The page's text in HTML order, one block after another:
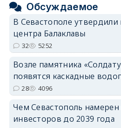
Обсуждаемое
В Севастополе утвердили
центра Балаклавы
32 5252
Возле памятника
появятся каскадные
28 4096
Чем Севастополь намерен
инвесторов до 2039 года